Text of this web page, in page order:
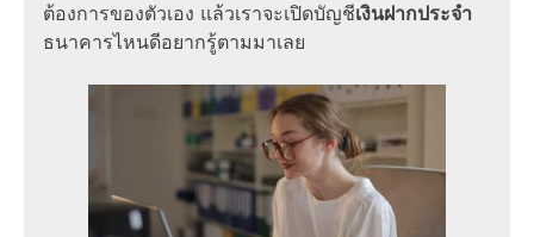
ต้องการของตัวเอง แล้วเราจะเปิดบัญชีเงินฝากประจํา
ธนาคารไหนดีอยากรู้ตามมาเลย